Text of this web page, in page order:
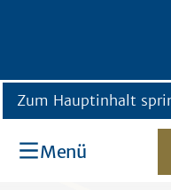
Zum Hauptinhalt
Menü